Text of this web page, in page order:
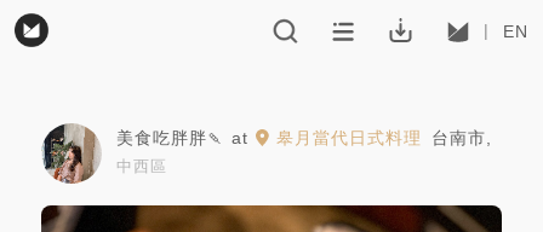
EN
美食吃胖胖🍡 at 皋月當代日式料理 台南市
中西區